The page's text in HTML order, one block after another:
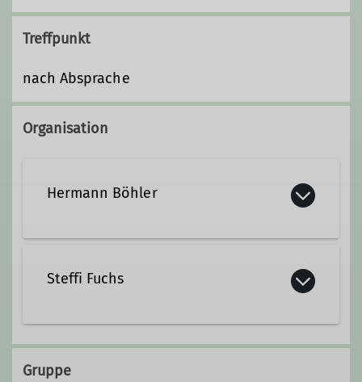
Treffpunkt
nach Absprache
Organisation
Hermann Böhler
Steffi Fuchs
+49 8681 2634262
Gruppe